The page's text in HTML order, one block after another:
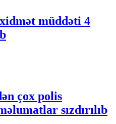
müddəti 4
çox polis
sızdırılıb